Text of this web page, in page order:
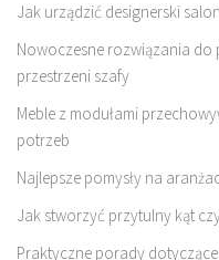
Jak urządzić designerski
Nowoczesne rozwiązania
przestrzeni szafy
Meble z modułami
potrzeb
Najlepsze pomysły na
Jak stworzyć przytulny kąt
Praktyczne porady